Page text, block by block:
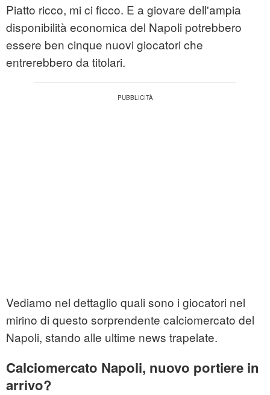
Piatto ricco, mi ci ficco. E a giovare dell'ampia
disponibilità economica del Napoli potrebbero
essere ben cinque nuovi giocatori che
entrerebbero da titolari.
Vediamo nel dettaglio quali sono i giocatori nel
mirino di questo sorprendente calciomercato del
Napoli, stando alle ultime news trapelate.
Calciomercato Napoli, nuovo portiere in
arrivo?